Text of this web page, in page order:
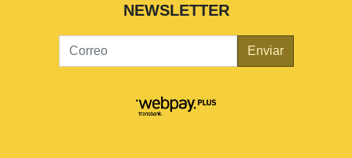
NEWSLETTER
Enviar